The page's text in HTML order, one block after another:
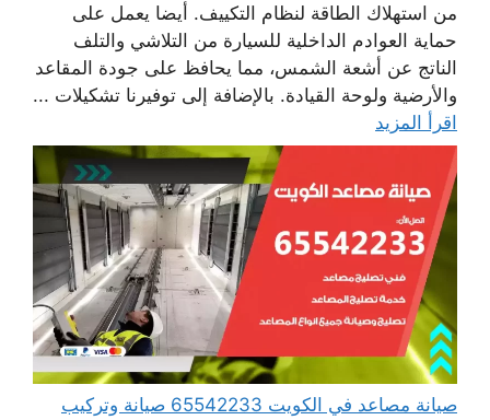
من استهلاك الطاقة لنظام التكييف. أيضا يعمل على
حماية العوادم الداخلية للسيارة من التلاشي والتلف
الناتج عن أشعة الشمس، مما يحافظ على جودة المقاعد
والأرضية ولوحة القيادة. بالإضافة إلى توفيرنا تشكيلات ...
اقرأ المزيد
صيانة مصاعد في الكويت 65542233 صيانة وتركيب